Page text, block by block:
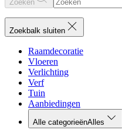
Zoeken
Zoekbalk sluiten
Raamdecoratie
Vloeren
Verlichting
Verf
Tuin
Aanbiedingen
Alle categorieënAlles